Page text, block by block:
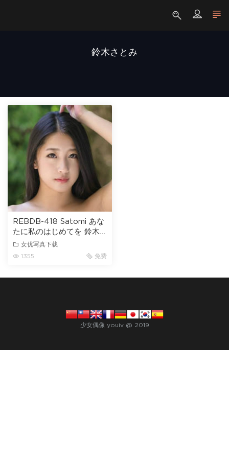
鈴木さとみ
REBDB-418 Satomi あな
たに私のはじめてを 鈴木
さとみ
女优写真下载
1355
免费
少女偶像 youiv @ 2019